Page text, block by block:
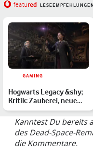
featured LESEEMPFEHLUNGEN
GAMING
Hogwarts Legacy &shy;
Kritik: Zauberei, neue
Freundschaften und m…
Kanntest Du bereits
des Dead-Space-
die Kommentare.